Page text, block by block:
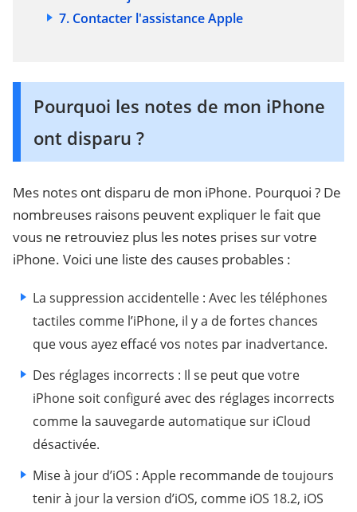
7. Contacter l'assistance Apple
Pourquoi les notes de mon iPhone
ont disparu ?
Mes notes ont disparu de mon iPhone. Pourquoi ? De
nombreuses raisons peuvent expliquer le fait que
vous ne retrouviez plus les notes prises sur votre
iPhone. Voici une liste des causes probables :
La suppression accidentelle : Avec les téléphones
tactiles comme l’iPhone, il y a de fortes chances
que vous ayez effacé vos notes par inadvertance.
Des réglages incorrects : Il se peut que votre
iPhone soit configuré avec des réglages incorrects
comme la sauvegarde automatique sur iCloud
désactivée.
Mise à jour d’iOS : Apple recommande de toujours
tenir à jour la version d’iOS, comme iOS 18.2, iOS